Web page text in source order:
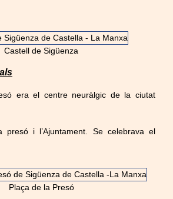
Castell de Sigüenza
era el centre neuràlgic de la ciutat
i l’Ajuntament. Se celebrava el
Plaça de la Presó